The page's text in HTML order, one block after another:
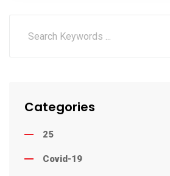
Categories
25
Covid-19